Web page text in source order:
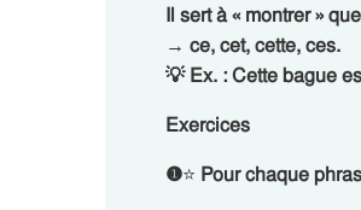
Il sert à « montrer »
→ ce, cet, cette, ces.
💡 Ex. : Cette bague
Exercices
❶⭐ Pour chaque